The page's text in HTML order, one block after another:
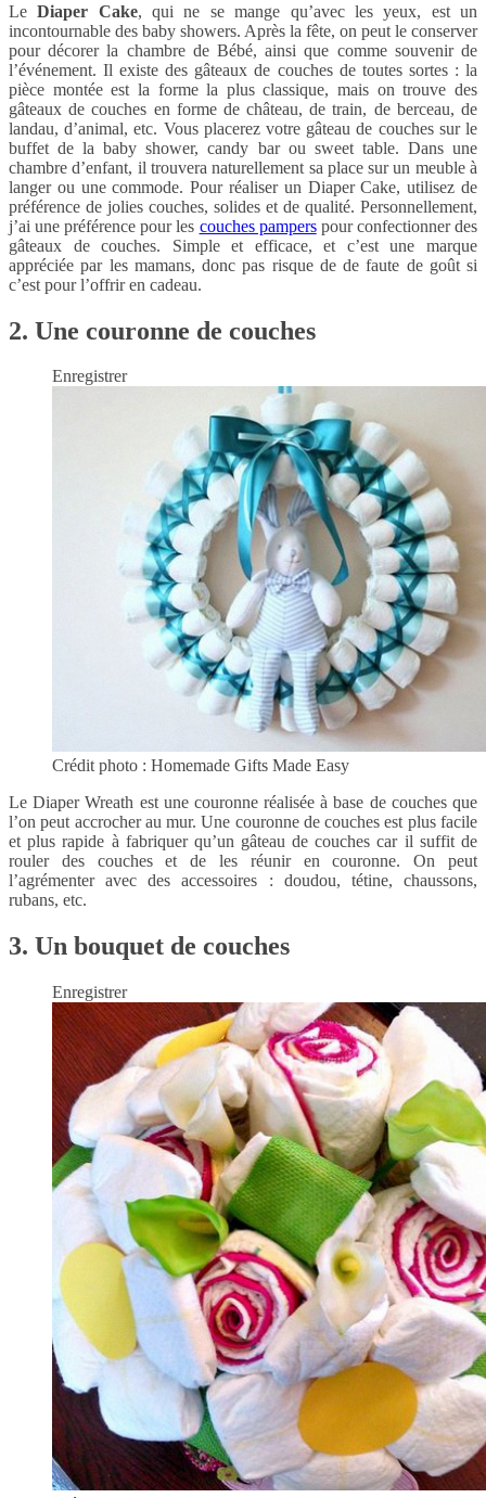
LeDiaper Cake, qui ne se mange qu’avec les yeux, est un
incontournable des baby showers. Après la fête, on peut le conserver
pour décorer la chambre de Bébé, ainsi que comme souvenir de
l’événement. Il existe des gâteaux de couches de toutes sortes : la
pièce montée est la forme la plus classique, mais on trouve des
gâteaux de couches en forme de château, de train, de berceau, de
landau, d’animal, etc. Vous placerez votre gâteau de couches sur le
buffet de la baby shower, candy bar ou sweet table. Dans une
chambre d’enfant, il trouvera naturellement sa place sur un meuble à
langer ou une commode. Pour réaliser un Diaper Cake, utilisez de
préférence de jolies couches, solides et de qualité. Personnellement,
j’ai une préférence pour les couches pamperspour confectionner des
gâteaux de couches. Simple et efficace, et c’est une marque
appréciée par les mamans, donc pas risque de de faute de goût si
c’est pour l’offrir en cadeau.
2. Une couronne de couches
Enregistrer
Crédit photo : Homemade Gifts Made Easy
Le Diaper Wreath est une couronne réalisée à base de couches que
l’on peut accrocher au mur. Une couronne de couches est plus facile
et plus rapide à fabriquer qu’un gâteau de couches car il suffit de
rouler des couches et de les réunir en couronne. On peut
l’agrémenter avec des accessoires : doudou, tétine, chaussons,
rubans, etc.
3. Un bouquet de couches
Enregistrer